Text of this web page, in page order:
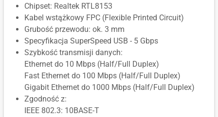
Chipset: Realtek RTL8153
Kabel wstążkowy FPC (Flexible Printed Circuit)
Grubość przewodu: ok. 3 mm
Specyfikacja SuperSpeed USB - 5 Gbps
Szybkość transmisji danych:
Ethernet do 10 Mbps (Half/Full Duplex)
Fast Ethernet do 100 Mbps (Half/Full Duplex)
Gigabit Ethernet do 1000 Mbps (Half/Full Duplex)
Zgodność z:
IEEE 802.3: 10BASE-T